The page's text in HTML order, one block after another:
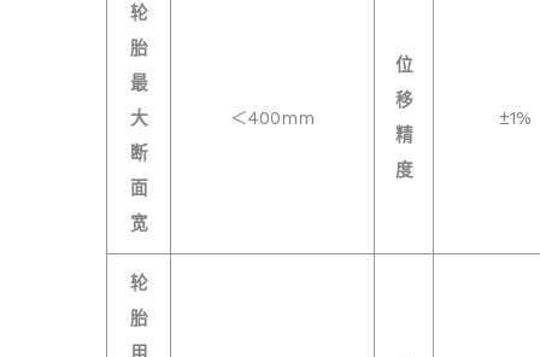
轮
胎
最
大
断
面
宽
＜400mm
位
移
精
度
±1%
轮
胎